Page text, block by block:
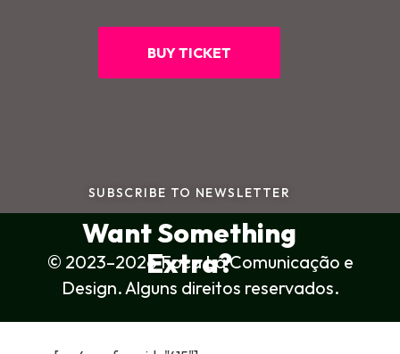
BUY TICKET
SUBSCRIBE TO NEWSLETTER
Want Something
Extra?
© 2023–2026 Foca Lá Comunicação e
Design. Alguns direitos reservados.